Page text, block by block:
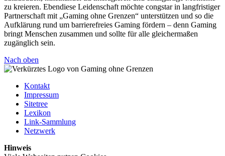
zu kreieren. Ebendiese Leidenschaft möchte congstar in langfristiger
Partnerschaft mit „Gaming ohne Grenzen“ unterstützen und so die
Aufklärung rund um barrierefreies Gaming fördern – denn Gaming
bringt Menschen zusammen und sollte für alle gleichermaßen
zugänglich sein.
Nach oben
Kontakt
Impressum
Sitetree
Lexikon
Link-Sammlung
Netzwerk
Hinweis